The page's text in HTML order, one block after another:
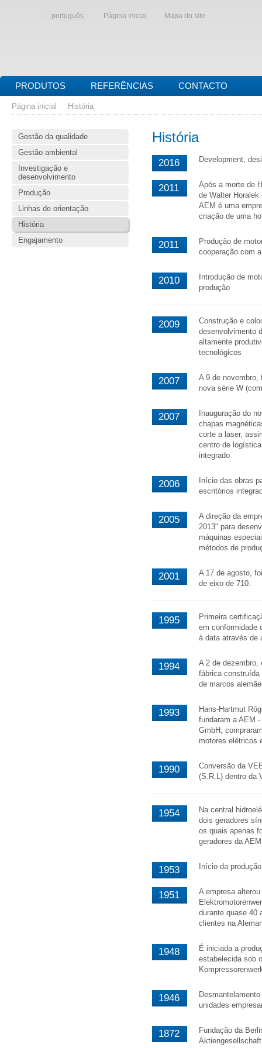
português Página inicial Mapa do site
PRODUTOS REFERÊNCIAS CONTACTO
Página inicial História
Gestão da qualidade
Gestão ambiental
Investigação e
desenvolvimento
Produção
Linhas de orientação
História
Engajamento
História
2016 Development,
2011
Após a morte de
de Walter Horalek
AEM é uma
criação de uma
2011
Produção de
cooperação com
2010
Introdução de
produção
2009
Construção e
desenvolvimento
altamente
tecnológicos
2007
A 9 de novembro,
nova série W
2007
Inauguração do
chapas
corte a laser,
centro de
integrado
2006
Início das obras
escritórios
2005
A direção da
2013" para
máquinas
métodos de
2001
A 17 de agosto,
de eixo de 710.
1995
Primeira
em conformidade
à data através de
1994
A 2 de
fábrica
de marcos
1993
Hans-Hartmut
fundaram a AEM
GmbH,
motores elétricos
1990
Conversão da
(S.R.L) dentro da
1954
Na central
dois geradores
os quais apenas
geradores da
1953 Início da
1951
A empresa
durante quase 40
clientes na
1948
É iniciada a
estabelecida sob
1946
unidades
1872
Fundação da